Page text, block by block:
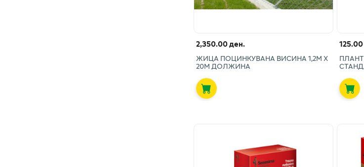
2,350.00 ден.
ЖИЦА ПОЦИНКУВАНА ВИСИНА 1,2М Х
20М ДОЛЖИНА